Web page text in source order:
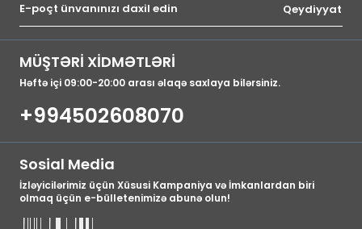
MÜŞTƏRİ XİDMƏTLƏRİ
Həftə içi 09:00-20:00 arası əlaqə saxlaya bilərsiniz.
+994502608070
Qeydiyyat
Sosial Media
İzləyicilərimiz üçün Xüsusi Kampaniya və İmkanlardan biri
olmaq üçün e-bülletenimizə abunə olun!